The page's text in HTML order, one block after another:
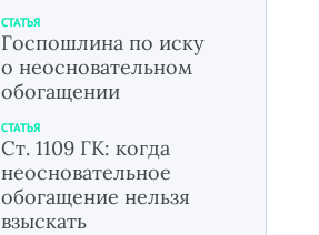
СТАТЬЯ
Госпошлина по иску
о неосновательном
обогащении
СТАТЬЯ
Ст. 1109 ГК: когда
неосновательное
обогащение нельзя
взыскать